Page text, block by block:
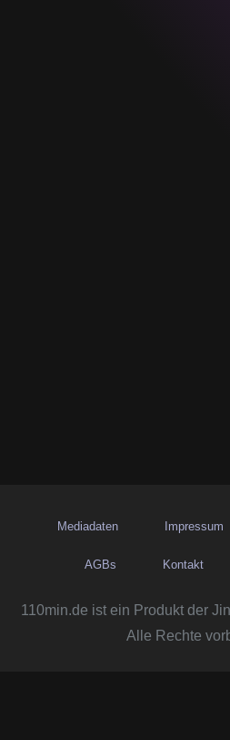
Mediadaten Impressum
AGBs Kontakt
110min.de ist ein Produkt der
Alle Rechte